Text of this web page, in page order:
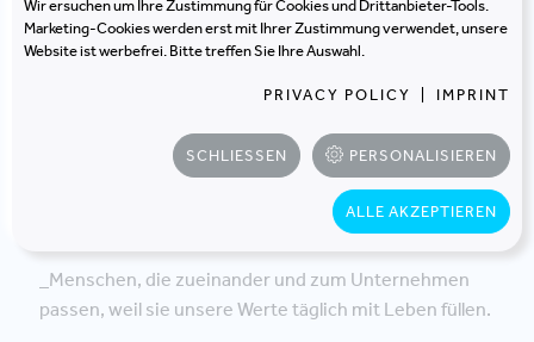
_Sinnstiftung – in unserer Arbeit haben wir die
_Weiterbildung und Entwicklungschancen – fachlich
wie persönlich – mit echten
Entwicklungsmöglichkeiten in unserem
interdisziplinären Beratungsumfeld.
_Menschen, die zueinander und zum Unternehmen
passen, weil sie unsere Werte täglich mit Leben füllen.
Wir ersuchen um Ihre Zustimmung für Cookies und Drittanbieter-Tools.
Marketing-Cookies werden erst mit Ihrer Zustimmung verwendet, unsere
Website ist werbefrei. Bitte treffen Sie Ihre Auswahl.
PRIVACY POLICY IMPRINT
SCHLIESSEN PERSONALISIEREN
ALLE AKZEPTIEREN